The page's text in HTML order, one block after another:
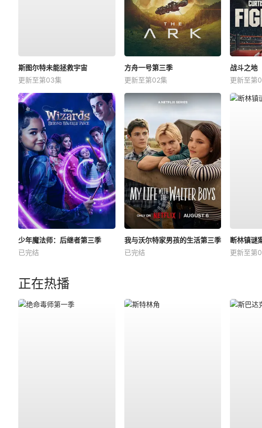
斯图尔特未能拯救宇宙
更新至第03集
方舟一号第三季
更新至第02集
战斗之地
更新至第
少年魔法师：后继者第三季
已完结
我与沃尔特家男孩的生活第三季
已完结
断林镇谜
更新至第
正在热播